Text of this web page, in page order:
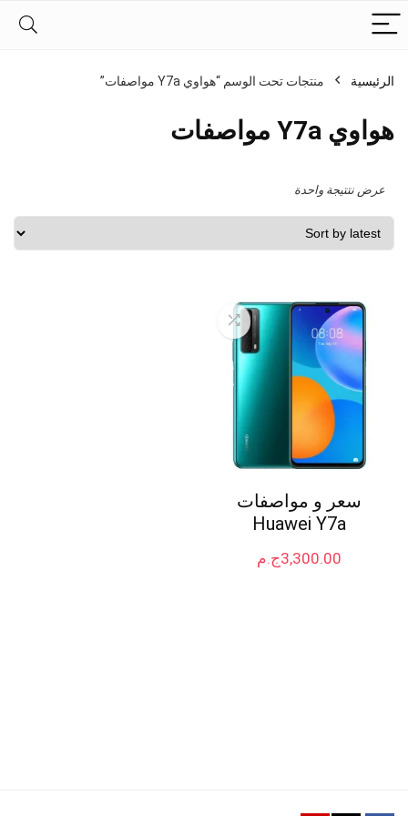
الرئيسية منتجات تحت الوسم “هواوي Y7a مواصفات”
هواوي Y7a مواصفات
عرض نتتيجة واحدة
سعر و مواصفات
Huawei Y7a
ج.م3,300.00